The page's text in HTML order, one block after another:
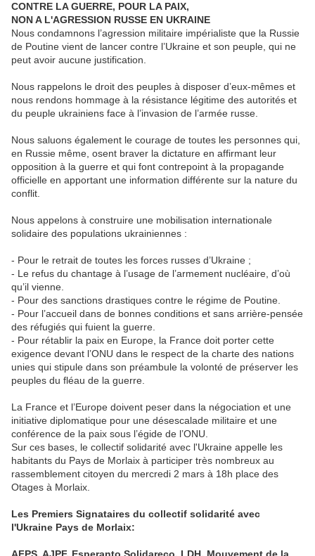
CONTRE LA GUERRE, POUR LA PAIX,
NON A L'AGRESSION RUSSE EN UKRAINE
Nous condamnons l’agression militaire impérialiste que la Russie
de Poutine vient de lancer contre l’Ukraine et son peuple, qui ne
peut avoir aucune justification.
Nous rappelons le droit des peuples à disposer d’eux-mêmes et
nous rendons hommage à la résistance légitime des autorités et
du peuple ukrainiens face à l’invasion de l’armée russe.
Nous saluons également le courage de toutes les personnes qui,
en Russie même, osent braver la dictature en affirmant leur
opposition à la guerre et qui font contrepoint à la propagande
officielle en apportant une information différente sur la nature du
conflit.
Nous appelons à construire une mobilisation internationale
solidaire des populations ukrainiennes :
- Pour le retrait de toutes les forces russes d’Ukraine ;
- Le refus du chantage à l’usage de l’armement nucléaire, d’où
qu’il vienne.
- Pour des sanctions drastiques contre le régime de Poutine.
- Pour l’accueil dans de bonnes conditions et sans arrière-pensée
des réfugiés qui fuient la guerre.
- Pour rétablir la paix en Europe, la France doit porter cette
exigence devant l’ONU dans le respect de la charte des nations
unies qui stipule dans son préambule la volonté de préserver les
peuples du fléau de la guerre.
La France et l’Europe doivent peser dans la négociation et une
initiative diplomatique pour une désescalade militaire et une
conférence de la paix sous l’égide de l’ONU.
Sur ces bases, le collectif solidarité avec l'Ukraine appelle les
habitants du Pays de Morlaix à participer très nombreux au
rassemblement citoyen du mercredi 2 mars à 18h place des
Otages à Morlaix.
Les Premiers Signataires du collectif solidarité avec
l'Ukraine Pays de Morlaix: